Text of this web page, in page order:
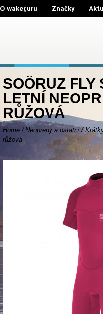
O wakeguru Značky
SOÖRUZ FLY
LETNÍ
RŮŽOVÁ
Home/ Neopreny a ostatní/
růžová